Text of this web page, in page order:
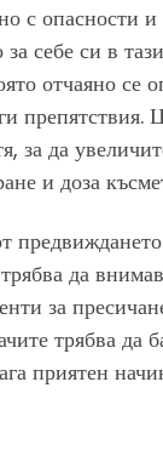
с опасности и
себе си в
отчаяно се
препятствия.
за да
и доза
да
за
трябва да
приятен